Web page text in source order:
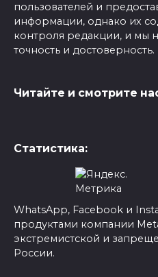
пользователей и
информации, однако их
контроля редакции, и мы
точность и достоверность.
Читайте и смотрите
Статистика:
WhatsApp, Facebook и
продуктами компании
экстремистской и
России.